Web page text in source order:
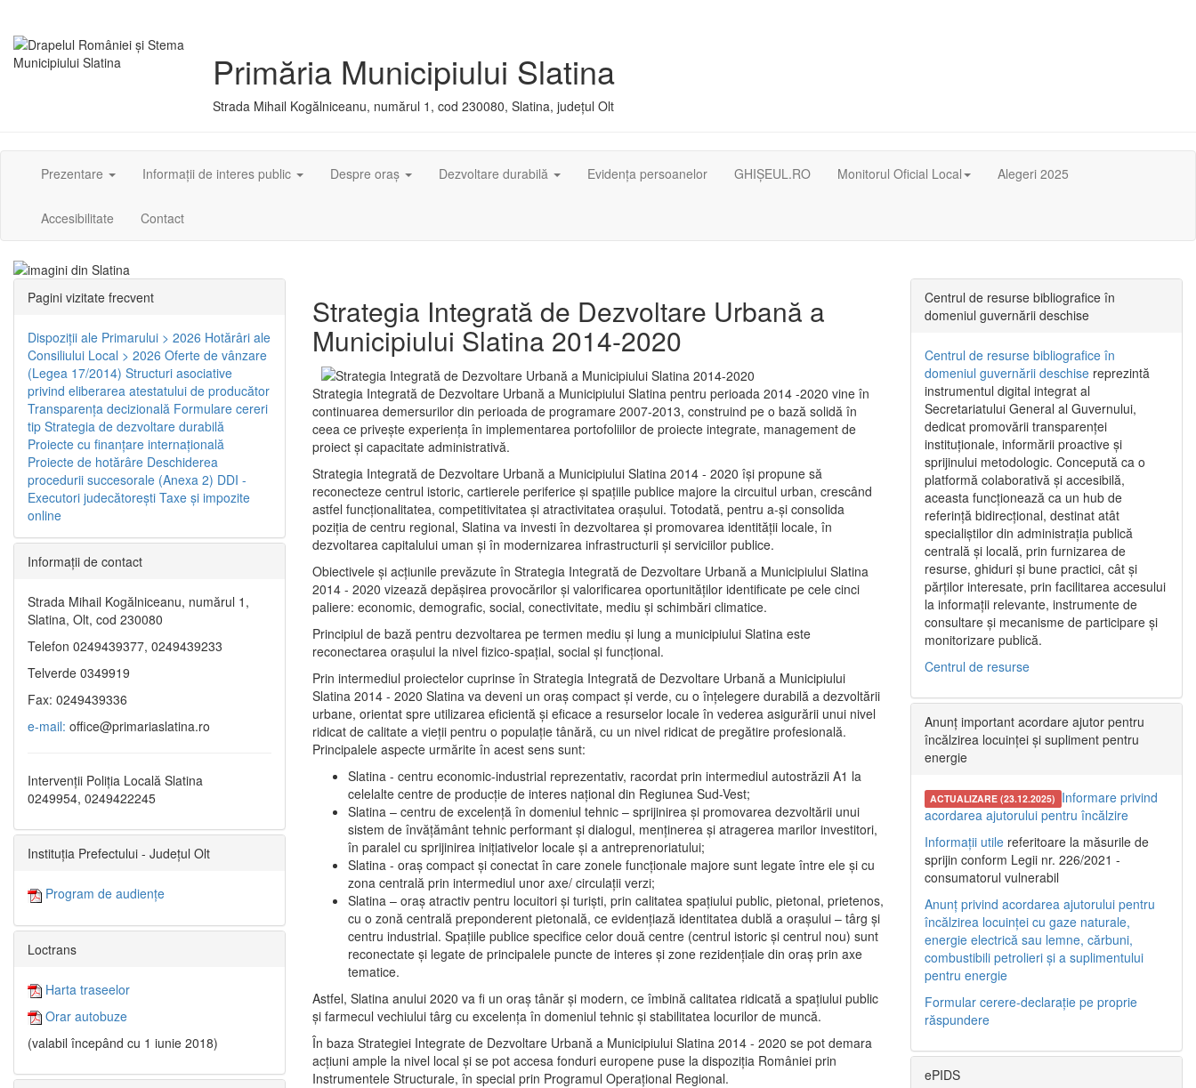
Primăria Municipiului Slatina
Strada Mihail Kogălniceanu, numărul 1, cod 230080, Slatina, județul Olt
Prezentare Informații de interes public Despre oraș Dezvoltare durabilă Evidența persoanelor GHIȘEUL.RO Monitorul Oficial Local Alegeri 2025
Accesibilitate Contact
Strategia Integrată de Dezvoltare Urbană a
Municipiului Slatina 2014-2020
Strategia Integrată de Dezvoltare Urbană a Municipiului Slatina pentru perioada 2014 -2020 vine în
continuarea demersurilor din perioada de programare 2007-2013, construind pe o bază solidă în
ceea ce priveşte experienţa în implementarea portofoliilor de proiecte integrate, management de
proiect și capacitate administrativă.
Strategia Integrată de Dezvoltare Urbană a Municipiului Slatina 2014 - 2020 își propune să
reconecteze centrul istoric, cartierele periferice şi spaţiile publice majore la circuitul urban, crescând
astfel funcţionalitatea, competitivitatea şi atractivitatea oraşului. Totodată, pentru a-şi consolida
poziţia de centru regional, Slatina va investi în dezvoltarea şi promovarea identităţii locale, în
dezvoltarea capitalului uman şi în modernizarea infrastructurii şi serviciilor publice.
Obiectivele şi acţiunile prevăzute în Strategia Integrată de Dezvoltare Urbană a Municipiului Slatina
2014 - 2020 vizează depășirea provocărilor şi valorificarea oportunităţilor identificate pe cele cinci
paliere: economic, demografic, social, conectivitate, mediu şi schimbări climatice.
Principiul de bază pentru dezvoltarea pe termen mediu şi lung a municipiului Slatina este
reconectarea oraşului la nivel fizico-spaţial, social şi funcţional.
Prin intermediul proiectelor cuprinse în Strategia Integrată de Dezvoltare Urbană a Municipiului
Slatina 2014 - 2020 Slatina va deveni un oraş compact şi verde, cu o înţelegere durabilă a dezvoltării
urbane, orientat spre utilizarea eficientă şi eficace a resurselor locale în vederea asigurării unui nivel
ridicat de calitate a vieţii pentru o populaţie tânără, cu un nivel ridicat de pregătire profesională.
Principalele aspecte urmărite în acest sens sunt:
Slatina - centru economic-industrial reprezentativ, racordat prin intermediul autostrăzii A1 la
celelalte centre de producţie de interes naţional din Regiunea Sud-Vest;
Slatina – centru de excelenţă în domeniul tehnic – sprijinirea şi promovarea dezvoltării unui
sistem de învăţământ tehnic performant şi dialogul, menţinerea şi atragerea marilor investitori,
în paralel cu sprijinirea iniţiativelor locale şi a antreprenoriatului;
Slatina - oraş compact şi conectat în care zonele funcţionale majore sunt legate între ele şi cu
zona centrală prin intermediul unor axe/ circulații verzi;
Slatina – oraş atractiv pentru locuitori şi turişti, prin calitatea spaţiului public, pietonal, prietenos,
cu o zonă centrală preponderent pietonală, ce evidenţiază identitatea dublă a oraşului – târg şi
centru industrial. Spaţiile publice specifice celor două centre (centrul istoric şi centrul nou) sunt
reconectate şi legate de principalele puncte de interes şi zone rezidenţiale din oraş prin axe
tematice.
Astfel, Slatina anului 2020 va fi un oraş tânăr şi modern, ce îmbină calitatea ridicată a spaţiului public
şi farmecul vechiului târg cu excelenţa în domeniul tehnic şi stabilitatea locurilor de muncă.
În baza Strategiei Integrate de Dezvoltare Urbană a Municipiului Slatina 2014 - 2020 se pot demara
acţiuni ample la nivel local şi se pot accesa fonduri europene puse la dispoziţia României prin
Instrumentele Structurale, în special prin Programul Operațional Regional.
Pagini vizitate frecvent
Dispoziţii ale Primarului > 2026 Hotărâri ale
Consiliului Local > 2026 Oferte de vânzare
(Legea 17/2014) Structuri asociative
privind eliberarea atestatului de producător
Transparenţa decizională Formulare cereri
tip Strategia de dezvoltare durabilă
Proiecte cu finanţare internaţională
Proiecte de hotărâre Deschiderea
procedurii succesorale (Anexa 2) DDI -
Executori judecătorești Taxe şi impozite
online
Informaţii de contact
Strada Mihail Kogălniceanu, numărul 1,
Slatina, Olt, cod 230080
Telefon 0249439377, 0249439233
Telverde 0349919
Fax: 0249439336
e-mail: office@primariaslatina.ro
Intervenții Poliția Locală Slatina
0249954, 0249422245
Instituția Prefectului - Județul Olt
Program de audiențe
Loctrans
Harta traseelor
Orar autobuze
(valabil începând cu 1 iunie 2018)
Centrul de resurse bibliografice în
domeniul guvernării deschise
Centrul de resurse bibliografice în
domeniul guvernării deschise reprezintă
instrumentul digital integrat al
Secretariatului General al Guvernului,
dedicat promovării transparenței
instituționale, informării proactive și
sprijinului metodologic. Concepută ca o
platformă colaborativă și accesibilă,
aceasta funcționează ca un hub de
referință bidirecțional, destinat atât
specialiștilor din administrația publică
centrală și locală, prin furnizarea de
resurse, ghiduri și bune practici, cât și
părților interesate, prin facilitarea accesului
la informații relevante, instrumente de
consultare și mecanisme de participare și
monitorizare publică.
Centrul de resurse
Anunț important acordare ajutor pentru
încălzirea locuinței și supliment pentru
energie
ACTUALIZARE (23.12.2025) Informare privind
acordarea ajutorului pentru încălzire
Informații utile referitoare la măsurile de
sprijin conform Legii nr. 226/2021 -
consumatorul vulnerabil
Anunț privind acordarea ajutorului pentru
încălzirea locuinței cu gaze naturale,
energie electrică sau lemne, cărbuni,
combustibili petrolieri și a suplimentului
pentru energie
Formular cerere-declarație pe proprie
răspundere
ePIDS